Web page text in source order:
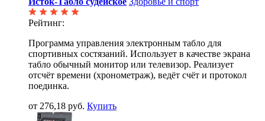
Рейтинг:
Программа управления электронным табло для
спортивных состязаний. Использует в качестве экрана
табло обычный монитор или телевизор. Реализует
отсчёт времени (хронометраж), ведёт счёт и протокол
поединка.
от 276,18 руб. Купить